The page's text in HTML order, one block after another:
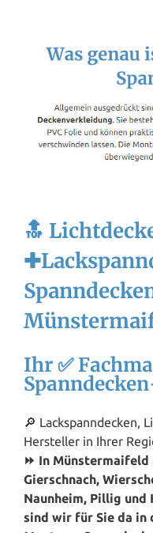
🔝
Ihr ✅
🔎 Lackspanndecken,
Hersteller in Ihrer
⏩ In
Gierschnach,
Naunheim, Pillig
sind wir für Sie da in